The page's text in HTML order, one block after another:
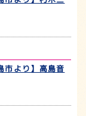
市より】高島音